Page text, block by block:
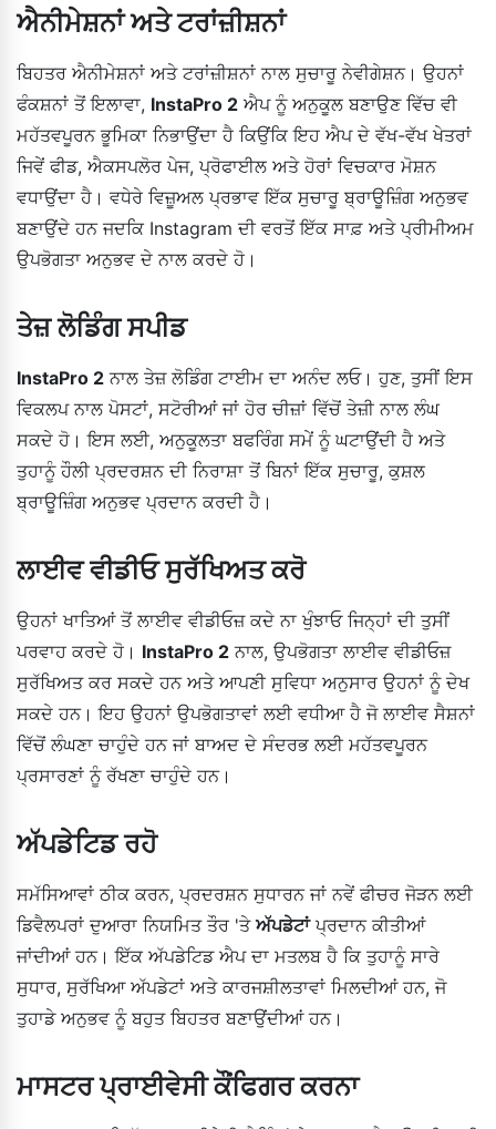
ਐਨੀਮੇਸ਼ਨਾਂ ਅਤੇ ਟਰਾਂਜ਼ੀਸ਼ਨਾਂ
ਬਿਹਤਰ ਐਨੀਮੇਸ਼ਨਾਂ ਅਤੇ ਟਰਾਂਜ਼ੀਸ਼ਨਾਂ ਨਾਲ ਸੁਚਾਰੂ ਨੇਵੀਗੇਸ਼ਨ। ਉਹਨਾਂ
ਫੰਕਸ਼ਨਾਂ ਤੋਂ ਇਲਾਵਾ, InstaPro 2 ਐਪ ਨੂੰ ਅਨੁਕੂਲ ਬਣਾਉਣ ਵਿੱਚ ਵੀ
ਮਹੱਤਵਪੂਰਨ ਭੂਮਿਕਾ ਨਿਭਾਉਂਦਾ ਹੈ ਕਿਉਂਕਿ ਇਹ ਐਪ ਦੇ ਵੱਖ-ਵੱਖ ਖੇਤਰਾਂ
ਜਿਵੇਂ ਫੀਡ, ਐਕਸਪਲੋਰ ਪੇਜ, ਪ੍ਰੋਫਾਈਲ ਅਤੇ ਹੋਰਾਂ ਵਿਚਕਾਰ ਮੋਸ਼ਨ
ਵਧਾਉਂਦਾ ਹੈ। ਵਧੇਰੇ ਵਿਜ਼ੂਅਲ ਪ੍ਰਭਾਵ ਇੱਕ ਸੁਚਾਰੂ ਬ੍ਰਾਊਜ਼ਿੰਗ ਅਨੁਭਵ
ਬਣਾਉਂਦੇ ਹਨ ਜਦਕਿ Instagram ਦੀ ਵਰਤੋਂ ਇੱਕ ਸਾਫ਼ ਅਤੇ ਪ੍ਰੀਮੀਅਮ
ਉਪਭੋਗਤਾ ਅਨੁਭਵ ਦੇ ਨਾਲ ਕਰਦੇ ਹੋ।
ਤੇਜ਼ ਲੋਡਿੰਗ ਸਪੀਡ
InstaPro 2 ਨਾਲ ਤੇਜ਼ ਲੋਡਿੰਗ ਟਾਈਮ ਦਾ ਅਨੰਦ ਲਓ। ਹੁਣ, ਤੁਸੀਂ ਇਸ
ਵਿਕਲਪ ਨਾਲ ਪੋਸਟਾਂ, ਸਟੋਰੀਆਂ ਜਾਂ ਹੋਰ ਚੀਜ਼ਾਂ ਵਿੱਚੋਂ ਤੇਜ਼ੀ ਨਾਲ ਲੰਘ
ਸਕਦੇ ਹੋ। ਇਸ ਲਈ, ਅਨੁਕੂਲਤਾ ਬਫਰਿੰਗ ਸਮੇਂ ਨੂੰ ਘਟਾਉਂਦੀ ਹੈ ਅਤੇ
ਤੁਹਾਨੂੰ ਹੌਲੀ ਪ੍ਰਦਰਸ਼ਨ ਦੀ ਨਿਰਾਸ਼ਾ ਤੋਂ ਬਿਨਾਂ ਇੱਕ ਸੁਚਾਰੂ, ਕੁਸ਼ਲ
ਬ੍ਰਾਊਜ਼ਿੰਗ ਅਨੁਭਵ ਪ੍ਰਦਾਨ ਕਰਦੀ ਹੈ।
ਲਾਈਵ ਵੀਡੀਓ ਸੁਰੱਖਿਅਤ ਕਰੋ
ਉਹਨਾਂ ਖਾਤਿਆਂ ਤੋਂ ਲਾਈਵ ਵੀਡੀਓਜ਼ ਕਦੇ ਨਾ ਖੁੰਝਾਓ ਜਿਨ੍ਹਾਂ ਦੀ ਤੁਸੀਂ
ਪਰਵਾਹ ਕਰਦੇ ਹੋ। InstaPro 2 ਨਾਲ, ਉਪਭੋਗਤਾ ਲਾਈਵ ਵੀਡੀਓਜ਼
ਸੁਰੱਖਿਅਤ ਕਰ ਸਕਦੇ ਹਨ ਅਤੇ ਆਪਣੀ ਸੁਵਿਧਾ ਅਨੁਸਾਰ ਉਹਨਾਂ ਨੂੰ ਦੇਖ
ਸਕਦੇ ਹਨ। ਇਹ ਉਹਨਾਂ ਉਪਭੋਗਤਾਵਾਂ ਲਈ ਵਧੀਆ ਹੈ ਜੋ ਲਾਈਵ ਸੈਸ਼ਨਾਂ
ਵਿੱਚੋਂ ਲੰਘਣਾ ਚਾਹੁੰਦੇ ਹਨ ਜਾਂ ਬਾਅਦ ਦੇ ਸੰਦਰਭ ਲਈ ਮਹੱਤਵਪੂਰਨ
ਪ੍ਰਸਾਰਣਾਂ ਨੂੰ ਰੱਖਣਾ ਚਾਹੁੰਦੇ ਹਨ।
ਅੱਪਡੇਟਿਡ ਰਹੋ
ਸਮੱਸਿਆਵਾਂ ਠੀਕ ਕਰਨ, ਪ੍ਰਦਰਸ਼ਨ ਸੁਧਾਰਨ ਜਾਂ ਨਵੇਂ ਫੀਚਰ ਜੋੜਨ ਲਈ
ਡਿਵੈਲਪਰਾਂ ਦੁਆਰਾ ਨਿਯਮਿਤ ਤੌਰ 'ਤੇ ਅੱਪਡੇਟਾਂਪ੍ਰਦਾਨ ਕੀਤੀਆਂ
ਜਾਂਦੀਆਂ ਹਨ। ਇੱਕ ਅੱਪਡੇਟਿਡ ਐਪ ਦਾ ਮਤਲਬ ਹੈ ਕਿ ਤੁਹਾਨੂੰ ਸਾਰੇ
ਸੁਧਾਰ, ਸੁਰੱਖਿਆ ਅੱਪਡੇਟਾਂ ਅਤੇ ਕਾਰਜਸ਼ੀਲਤਾਵਾਂ ਮਿਲਦੀਆਂ ਹਨ, ਜੋ
ਤੁਹਾਡੇ ਅਨੁਭਵ ਨੂੰ ਬਹੁਤ ਬਿਹਤਰ ਬਣਾਉਂਦੀਆਂ ਹਨ।
ਮਾਸਟਰ ਪ੍ਰਾਈਵੇਸੀ ਕੌਂਫਿਗਰ ਕਰਨਾ